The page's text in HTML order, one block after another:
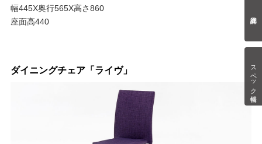
スペック情報
幅445X奥行565X高さ860
座面高440
ダイニングチェア「ライヴ」